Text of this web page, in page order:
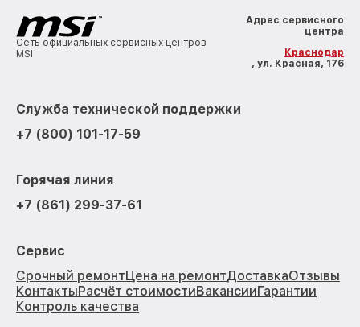
Сеть официальных сервисных центров
MSI
Адрес сервисного
центра
Краснодар
, ул. Красная, 176
Служба технической поддержки
+7 (800) 101-17-59
Горячая линия
+7 (861) 299-37-61
Сервис
Срочный ремонтЦена на ремонтДоставкаОтзывы
КонтактыРасчёт стоимостиВакансииГарантии
Контроль качества